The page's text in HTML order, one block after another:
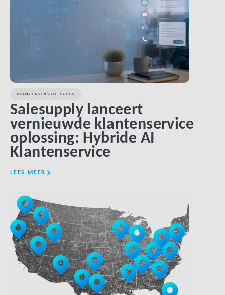
KLANTENSERVICE BLOGS
Salesupply lanceert
vernieuwde klantenservice
oplossing: Hybride AI
Klantenservice
LEES MEER